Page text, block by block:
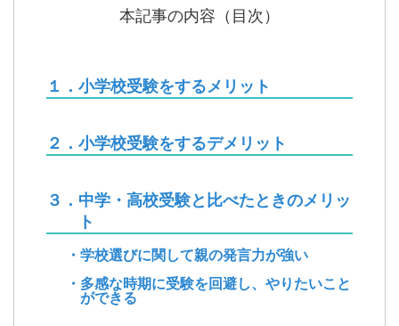
本記事の内容（目次）
１．小学校受験をするメリット
２．小学校受験をするデメリット
３．中学・高校受験と比べたときのメリッ
ト
・学校選びに関して親の発言力が強い
・多感な時期に受験を回避し、やりたいこと
ができる